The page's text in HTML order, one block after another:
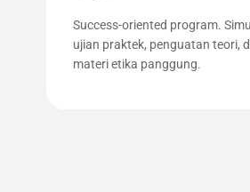
Success-oriented program.
ujian praktek, penguatan teori,
materi etika panggung.